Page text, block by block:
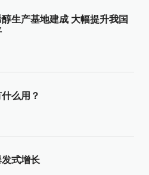
生产基地建成 大幅提升我国
么用？
式增长